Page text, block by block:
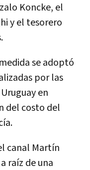
Koncke, el
y el tesorero
se adoptó
por las
en
del costo del
canal Martín
raíz de una